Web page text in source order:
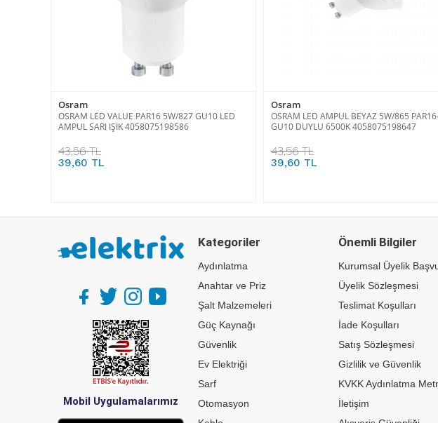
Osram
OSRAM LED VALUE PAR16 5W/827 GU10 LED
AMPUL SARI IŞIK 4058075198586
43,56 TL
39,60 TL
Osram
OSRAM LED AMPUL BEYAZ 5W/865
GU10 DUYLU 6500K 4058075198647
43,56 TL
39,60 TL
Mobil Uygulamalarımız
Kategoriler
Aydınlatma
Anahtar ve Priz
Şalt Malzemeleri
Güç Kaynağı
Güvenlik
Ev Elektriği
Sarf
Otomasyon
Önemli Bilgiler
Kurumsal Üyelik
Üyelik Sözleşmesi
Teslimat Koşulları
İade Koşulları
Satış Sözleşmesi
Gizlilik ve Güvenlik
KVKK Aydınlatma
İletişim